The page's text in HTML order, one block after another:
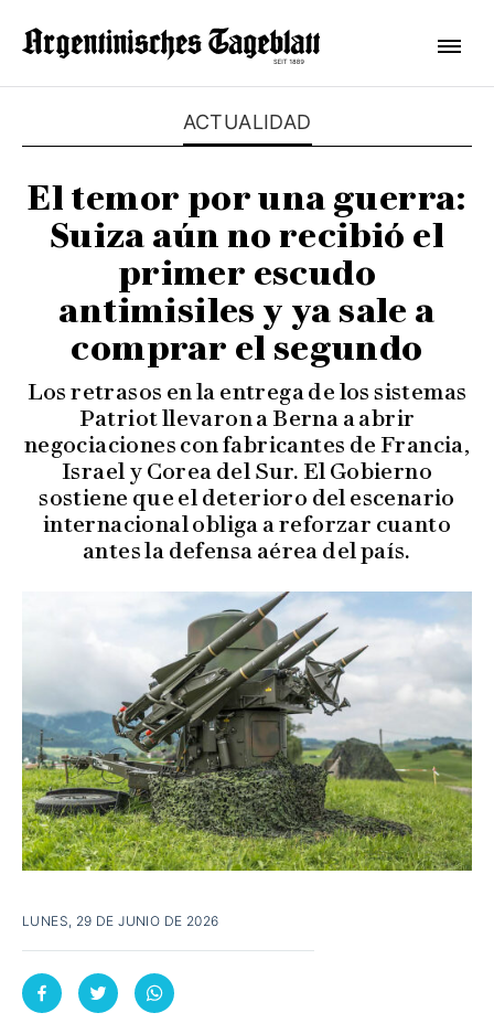
ACTUALIDAD
El temor por una guerra:
Suiza aún no recibió el
primer escudo
antimisiles y ya sale a
comprar el segundo
Los retrasos en la entrega de los sistemas
Patriot llevaron a Berna a abrir
negociaciones con fabricantes de Francia,
Israel y Corea del Sur. El Gobierno
sostiene que el deterioro del escenario
internacional obliga a reforzar cuanto
antes la defensa aérea del país.
LUNES, 29 DE JUNIO DE 2026